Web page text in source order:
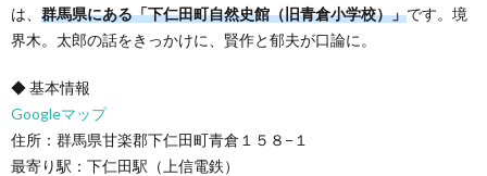
は、 群馬県にある「下仁田町自然史館（旧青倉小学校）」です。境
界木。太郎の話をきっかけに、賢作と郁夫が口論に。
◆ 基本情報
Googleマップ
住所：群馬県甘楽郡下仁田町青倉１５８−１
最寄り駅：下仁田駅（上信電鉄）